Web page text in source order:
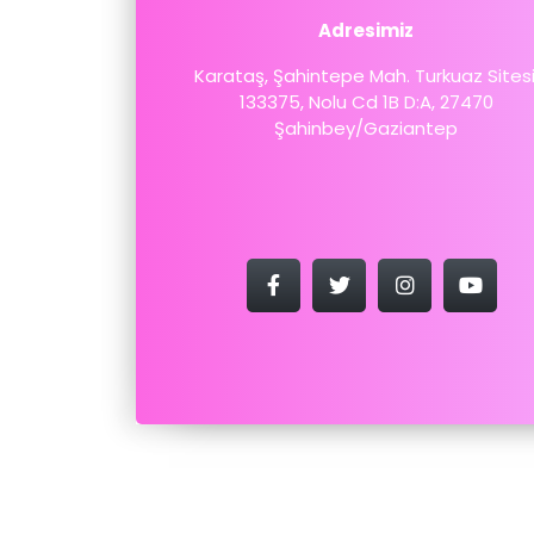
Adresimiz
Karataş, Şahintepe Mah. Turkuaz
133375, Nolu Cd 1B D:A, 27470
Şahinbey/Gaziantep